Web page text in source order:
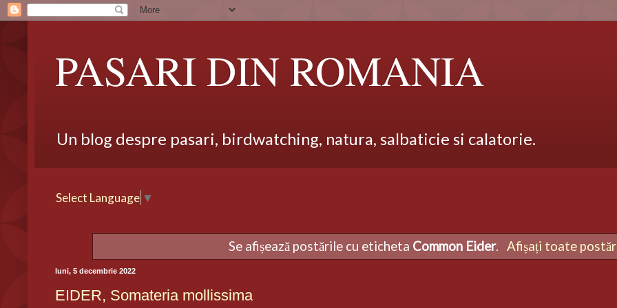
PASARI DIN ROMANIA
Un blog despre pasari, birdwatching, natura, salbaticie si calatorie.
Select Language ▼
Se afișează postările cu eticheta Common Eider. Afișați toate
luni, 5 decembrie 2022
EIDER, Somateria mollissima